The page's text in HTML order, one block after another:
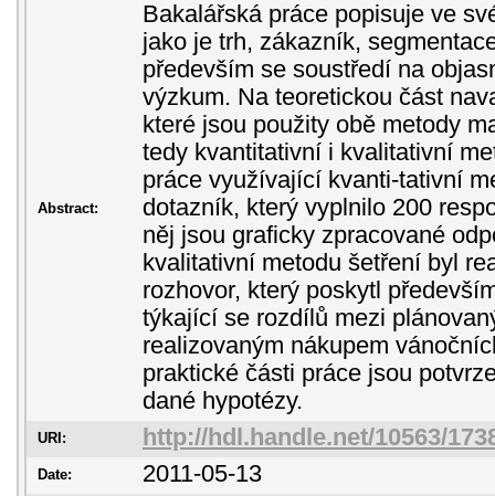
Abstract:
Bakalářská práce popisuje ve
jako je trh, zákazník,
především se soustředí na
výzkum. Na teoretickou část
které jsou použity obě metody
tedy kvantitativní i kvalitativní
práce využívající kvanti-tativní
dotazník, který vyplnilo 200
něj jsou graficky zpracované
kvalitativní metodu šetření byl
rozhovor, který poskytl
týkající se rozdílů mezi
realizovaným nákupem
praktické části práce jsou
dané hypotézy.
URI: http://hdl.handle.net/10563/
Date: 2011-05-13